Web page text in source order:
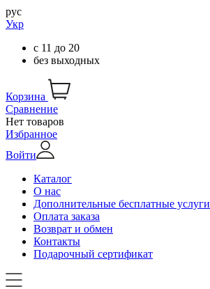
рус
Укр
с 11 до 20
без выходных
Корзина
Сравнение
Нет товаров
Избранное
Войти
Каталог
О нас
Дополнительные бесплатные услуги
Оплата заказа
Возврат и обмен
Контакты
Подарочный сертификат